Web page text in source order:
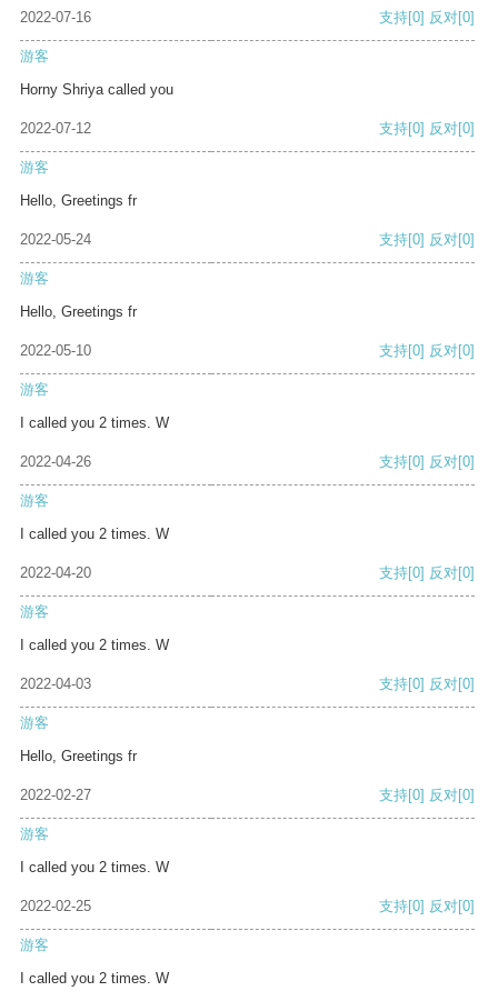
2022-07-16 支持[0] 反对[0]
游客
Horny Shriya called you
2022-07-12 支持[0] 反对[0]
游客
Hello, Greetings fr
2022-05-24 支持[0] 反对[0]
游客
Hello, Greetings fr
2022-05-10 支持[0] 反对[0]
游客
I called you 2 times. W
2022-04-26 支持[0] 反对[0]
游客
I called you 2 times. W
2022-04-20 支持[0] 反对[0]
游客
I called you 2 times. W
2022-04-03 支持[0] 反对[0]
游客
Hello, Greetings fr
2022-02-27 支持[0] 反对[0]
游客
I called you 2 times. W
2022-02-25 支持[0] 反对[0]
游客
I called you 2 times. W